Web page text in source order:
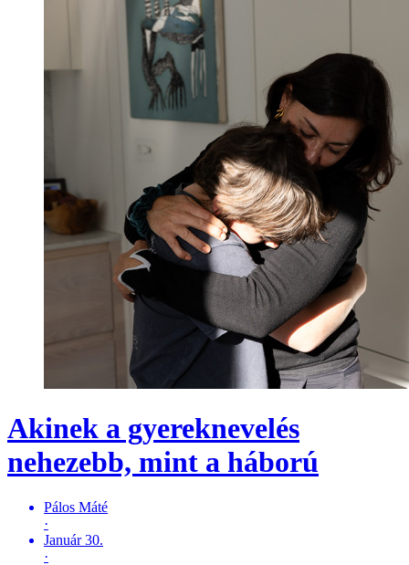
Akinek a gyereknevelés
nehezebb, mint a háború
Pálos Máté
·
Január 30.
·